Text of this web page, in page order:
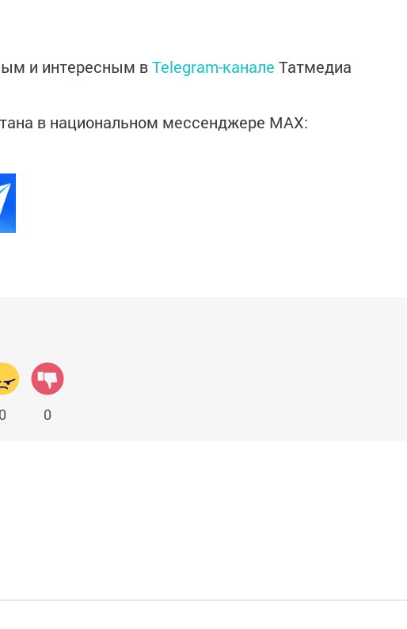
и интересным вTelegram-канале Татмедиа
в национальном мессенджере MАХ:
0 0